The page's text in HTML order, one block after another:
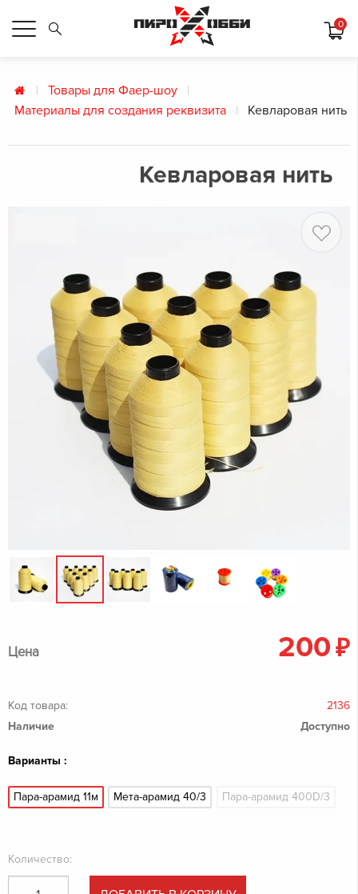
0
Товары для Фаер-шоу
Материалы для создания реквизита
Кевларовая нить
Кевларовая нить
Цена 200 ₽
Код товара:
2136
Наличие
Доступно
Варианты :
Пара-арамид 11м Мета-арамид 40/3 Пара-арамид 400D/3
Количество: